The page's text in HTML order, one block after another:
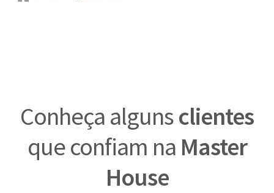
Conheça algunsclientes
que confiam na Master
House